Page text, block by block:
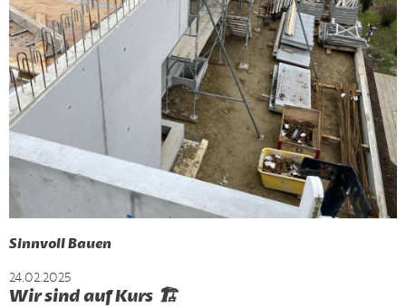
Sinnvoll Bauen
24.02.2025
Wir sind auf Kurs 🏗️